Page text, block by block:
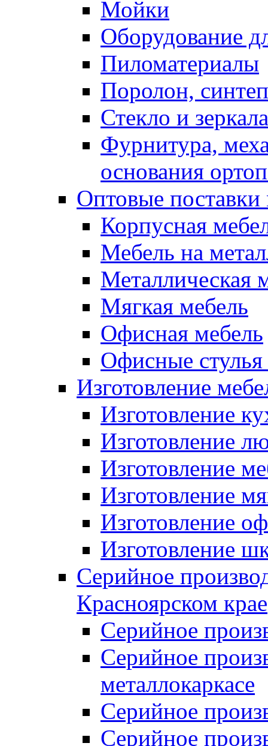
Мойки
Оборудование
Пиломатериалы
Поролон,
Стекло и зеркала
Фурнитура,
основания
Оптовые поставки
Корпусная
Мебель на
Металлическая
Мягкая мебель
Офисная мебель
Офисные стулья
Изготовление
Изготовление
Изготовление
Изготовление
Изготовление
Изготовление
Изготовление
Серийное
Красноярском крае
Серийное
Серийное
металлокаркасе
Серийное
Серийное